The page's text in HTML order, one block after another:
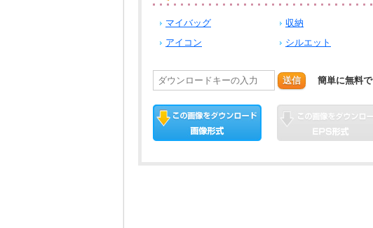
マイバッグ 収納
アイコン
シルエット
送信 簡単に無料で